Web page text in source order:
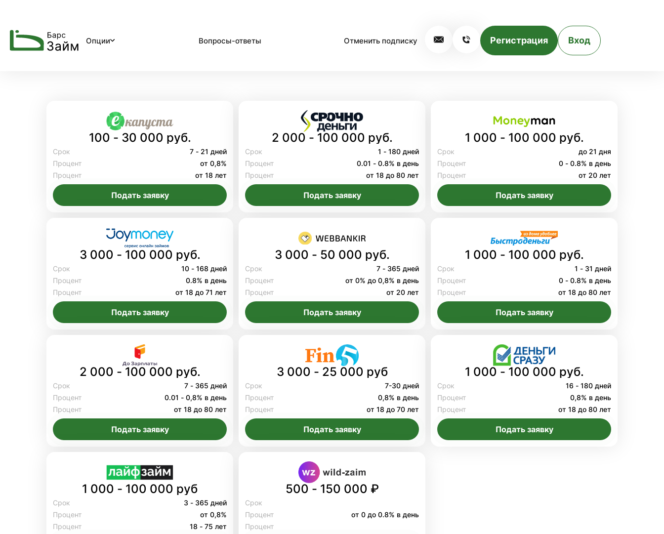
Опции Вопросы-ответы Отменить подписку Регистрация Вход
100 - 30 000 руб.
Срок
7 - 21 дней
Процент
от 0,8%
Процент
от 18 лет
Подать заявку
2 000 - 100 000 руб.
Срок
1 - 180 дней
Процент
0.01 - 0.8% в день
Процент
от 18 до 80 лет
Подать заявку
1 000 - 100 000 руб.
Срок
до 21 дня
Процент
0 - 0.8% в день
Процент
от 20 лет
Подать заявку
3 000 - 100 000 руб.
Срок
10 - 168 дней
Процент
0.8% в день
Процент
от 18 до 71 лет
Подать заявку
3 000 - 50 000 руб.
Срок
7 - 365 дней
Процент
от 0% до 0,8% в день
Процент
от 20 лет
Подать заявку
1 000 - 100 000 руб.
Срок
1 - 31 дней
Процент
0 - 0.8% в день
Процент
от 18 до 80 лет
Подать заявку
2 000 - 100 000 руб.
Срок
7 - 365 дней
Процент
0.01 - 0,8% в день
Процент
от 18 до 80 лет
Подать заявку
3 000 - 25 000 руб
Срок
7-30 дней
Процент
0,8% в день
Процент
от 18 до 70 лет
Подать заявку
1 000 - 100 000 руб.
Срок
16 - 180 дней
Процент
0,8% в день
Процент
от 18 до 80 лет
Подать заявку
1 000 - 100 000 руб
Срок
3 - 365 дней
Процент
от 0,8%
Процент
18 - 75 лет
500 - 150 000 ₽
Срок
Процент
от 0 до 0.8% в день
Процент